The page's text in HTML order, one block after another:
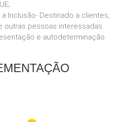
Inclusão- Destinado a clientes,
outras pessoas interessadas.
e autodeterminação